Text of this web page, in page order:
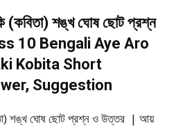
(কবিতা) শঙ্খ ঘোষ ছোট প্রশ্ন
10 Bengali Aye Aro
Kobita Short
Suggestion
শঙ্খ ঘোষ ছোট প্রশ্ন ও উত্তর | আয়